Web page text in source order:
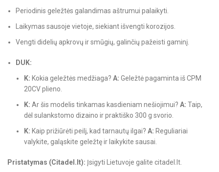
Periodinis geležtės galandimas aštrumui palaikyti.
Laikymas sausoje vietoje, siekiant išvengti korozijos.
Vengti didelių apkrovų ir smūgių, galinčių pažeisti gaminį.
DUK:
K: Kokia geležtės medžiaga? A: Geležtė pagaminta iš CPM
20CV plieno.
K: Ar šis modelis tinkamas kasdieniam nešiojimui? A: Taip,
dėl sulankstomo dizaino ir praktiško 300 g svorio.
K: Kaip prižiūrėti peilį, kad tarnautų ilgai? A: Reguliariai
valykite, galąskite geležtę ir laikykite sausai.
Pristatymas (Citadel.lt): Įsigyti Lietuvoje galite citadel.lt.